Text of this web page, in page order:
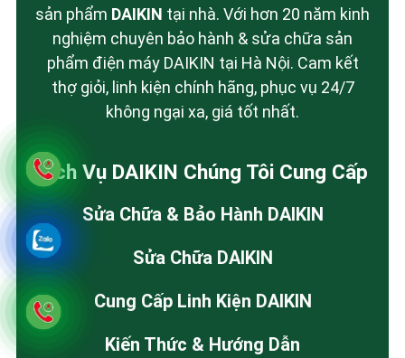
sản phẩm DAIKIN tại nhà. Với hơn 20 năm kinh
nghiệm chuyên bảo hành & sửa chữa sản
phẩm điện máy DAIKIN tại Hà Nội. Cam kết
thợ giỏi, linh kiện chính hãng, phục vụ 24/7
không ngại xa, giá tốt nhất.
Dịch Vụ DAIKIN Chúng Tôi Cung Cấp
Sửa Chữa & Bảo Hành DAIKIN
Sửa Chữa DAIKIN
Cung Cấp Linh Kiện DAIKIN
Kiến Thức & Hướng Dẫn